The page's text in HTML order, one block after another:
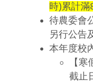
時)累計滿
待農委會
另行公告
本年度校
【
截止